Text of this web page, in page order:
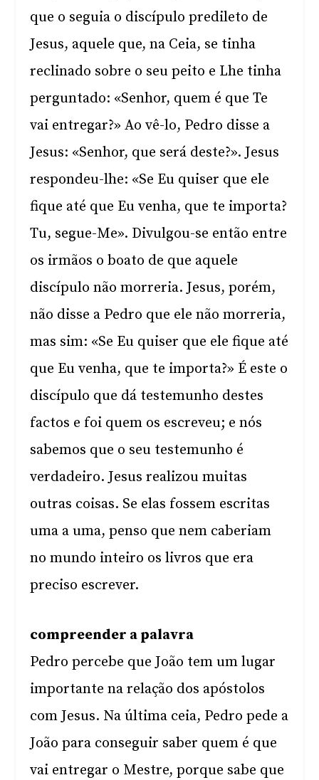
que o seguia o discípulo predileto de
Jesus, aquele que, na Ceia, se tinha
reclinado sobre o seu peito e Lhe tinha
perguntado: «Senhor, quem é que Te
vai entregar?» Ao vê-lo, Pedro disse a
Jesus: «Senhor, que será deste?». Jesus
respondeu-lhe: «Se Eu quiser que ele
fique até que Eu venha, que te importa?
Tu, segue-Me». Divulgou-se então entre
os irmãos o boato de que aquele
discípulo não morreria. Jesus, porém,
não disse a Pedro que ele não morreria,
mas sim: «Se Eu quiser que ele fique até
que Eu venha, que te importa?» É este o
discípulo que dá testemunho destes
factos e foi quem os escreveu; e nós
sabemos que o seu testemunho é
verdadeiro. Jesus realizou muitas
outras coisas. Se elas fossem escritas
uma a uma, penso que nem caberiam
no mundo inteiro os livros que era
preciso escrever.
compreender a palavra
Pedro percebe que João tem um lugar
importante na relação dos apóstolos
com Jesus. Na última ceia, Pedro pede a
João para conseguir saber quem é que
vai entregar o Mestre, porque sabe que